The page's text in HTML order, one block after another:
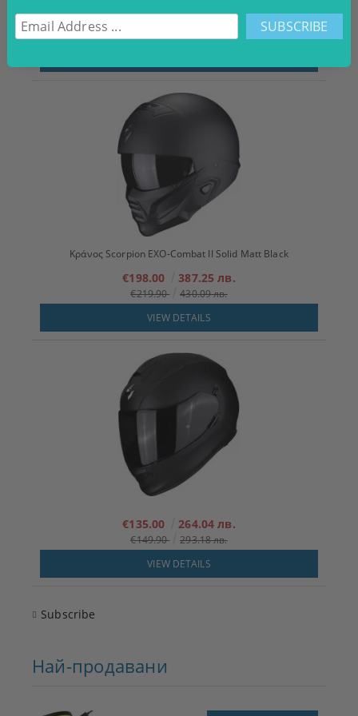
€54.00 105.61 лв.
Κράνος Scorpion EXO-Combat II Solid Matt Black
€198.00 387.25 лв.
€219.90
430.09 лв.
VIEW DETAILS
€135.00 264.04 лв.
€149.90
293.18 лв.
VIEW DETAILS
Subscribe
Най-продавани